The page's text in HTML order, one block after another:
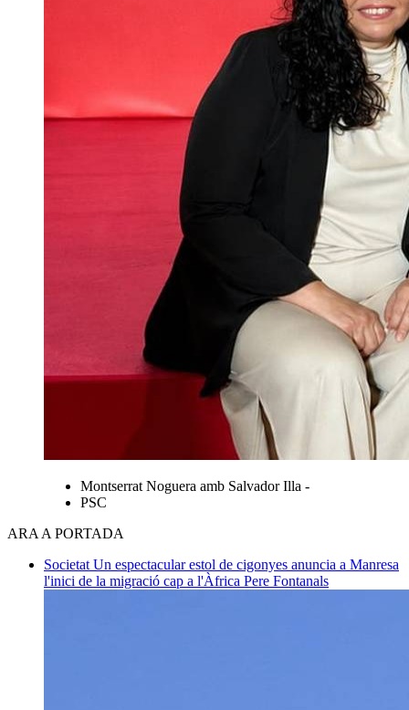
Montserrat Noguera amb Salvador Illa -
PSC
ARA A PORTADA
Societat Un espectacular estol de cigonyes anuncia a Manresa
l'inici de la migració cap a l'Àfrica Pere Fontanals